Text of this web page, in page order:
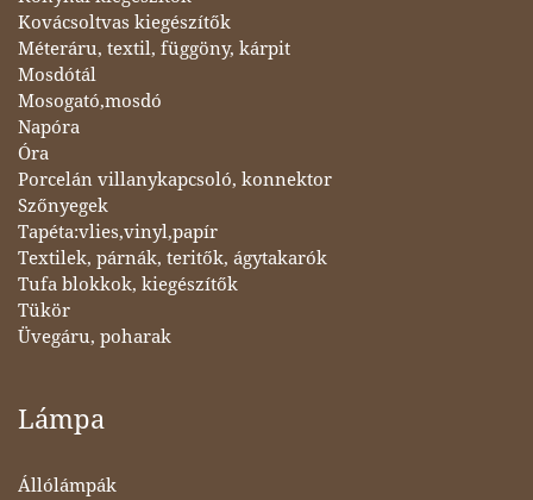
Kovácsoltvas kiegészítők
Méteráru, textil, függöny, kárpit
Mosdótál
Mosogató,mosdó
Napóra
Óra
Porcelán villanykapcsoló, konnektor
Szőnyegek
Tapéta:vlies,vinyl,papír
Textilek, párnák, teritők, ágytakarók
Tufa blokkok, kiegészítők
Tükör
Üvegáru, poharak
Lámpa
Állólámpák